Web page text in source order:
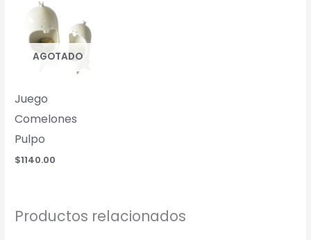
AGOTADO
Juego
Comelones
Pulpo
$1140.00
Productos relacionados